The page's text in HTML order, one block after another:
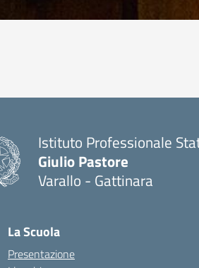
Istituto Professionale
Giulio Pastore
Varallo - Gattinara
La Scuola
Presentazione